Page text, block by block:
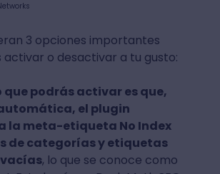
3 opciones importantes
activar o desactivar a tu gusto:
que podrás activar es que,
el plugin
la meta-etiqueta No Index
de categorías y etiquetas
, lo que se conoce como